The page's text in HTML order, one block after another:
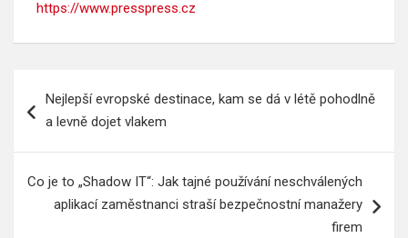
https://www.presspress.cz
proNejlepší evropské destinace, kam se dá v létě pohodlně
a levně dojet vlakem
Co je to „Shadow IT“: Jak tajné používání neschválených
aplikací zaměstnanci straší bezpečnostní manažery
firem